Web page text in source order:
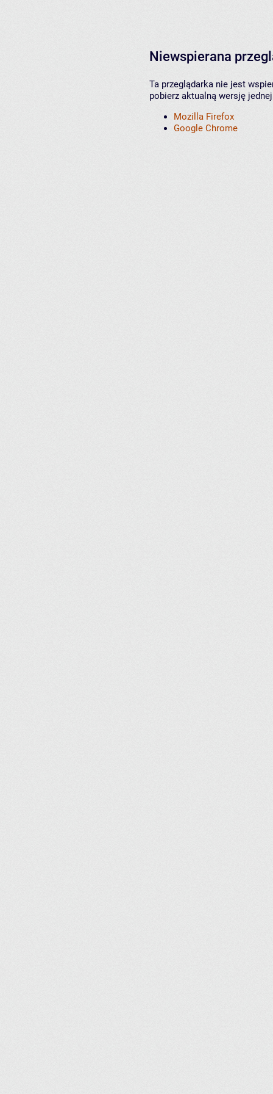
Niewspierana
Ta przeglądarka nie jest
pobierz aktualną wersję
Mozilla Firefox
Google Chrome